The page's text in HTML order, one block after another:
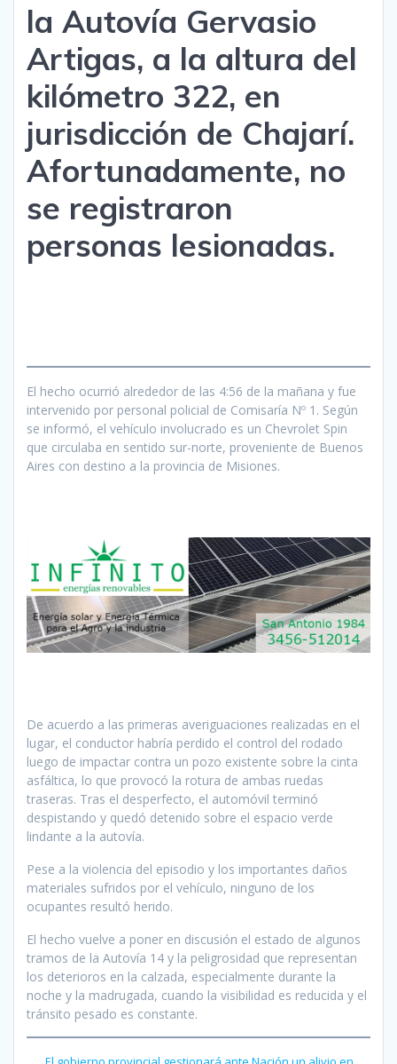
la Autovía Gervasio
Artigas, a la altura del
kilómetro 322, en
jurisdicción de Chajarí.
Afortunadamente, no
se registraron
personas lesionadas.
El hecho ocurrió alrededor de las 4:56 de la mañana y fue
intervenido por personal policial de Comisaría Nº 1. Según
se informó, el vehículo involucrado es un Chevrolet Spin
que circulaba en sentido sur-norte, proveniente de Buenos
Aires con destino a la provincia de Misiones.
De acuerdo a las primeras averiguaciones realizadas en el
lugar, el conductor habría perdido el control del rodado
luego de impactar contra un pozo existente sobre la cinta
asfáltica, lo que provocó la rotura de ambas ruedas
traseras. Tras el desperfecto, el automóvil terminó
despistando y quedó detenido sobre el espacio verde
lindante a la autovía.
Pese a la violencia del episodio y los importantes daños
materiales sufridos por el vehículo, ninguno de los
ocupantes resultó herido.
El hecho vuelve a poner en discusión el estado de algunos
tramos de la Autovía 14 y la peligrosidad que representan
los deterioros en la calzada, especialmente durante la
noche y la madrugada, cuando la visibilidad es reducida y el
tránsito pesado es constante.